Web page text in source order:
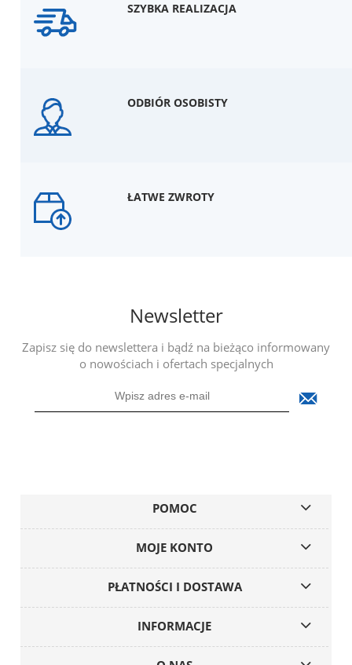
SZYBKA REALIZACJA
ODBIÓR OSOBISTY
ŁATWE ZWROTY
Newsletter
Zapisz się do newslettera i bądź na bieżąco informowany
o nowościach i ofertach specjalnych
POMOC
MOJE KONTO
PŁATNOŚCI I DOSTAWA
INFORMACJE